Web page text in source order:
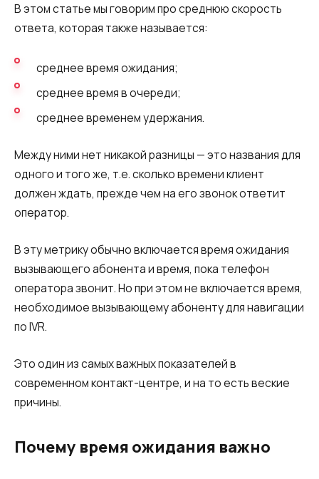
Сервис подтверждения номера
телефона
Расширенный пакет поддержки SLA
Телефонная аналитика для бизнеса
В этом статье мы говорим про среднюю скорость
ответа, которая также называется:
среднее время ожидания;
среднее время в очереди;
среднее временем удержания.
Между ними нет никакой разницы — это названия для
одного и того же, т.е. сколько времени клиент
должен ждать, прежде чем на его звонок ответит
оператор.
В эту метрику обычно включается время ожидания
вызывающего абонента и время, пока телефон
оператора звонит. Но при этом не включается время,
необходимое вызывающему абоненту для навигации
по IVR.
Это один из самых важных показателей в
современном контакт-центре, и на то есть веские
причины.
Почему время ожидания важно